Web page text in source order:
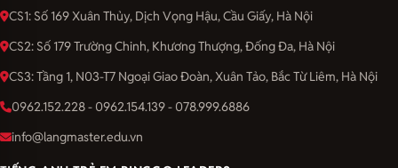
CS1: Số 169 Xuân Thủy, Dịch Vọng Hậu, Cầu Giấy, Hà Nội
CS2: Số 179 Trường Chinh, Khương Thượng, Đống Đa, Hà Nội
CS3: Tầng 1, N03-T7 Ngoại Giao Đoàn, Xuân Tảo, Bắc Từ Liêm, Hà Nội
0962.152.228 - 0962.154.139 - 078.999.6886
info@langmaster.edu.vn